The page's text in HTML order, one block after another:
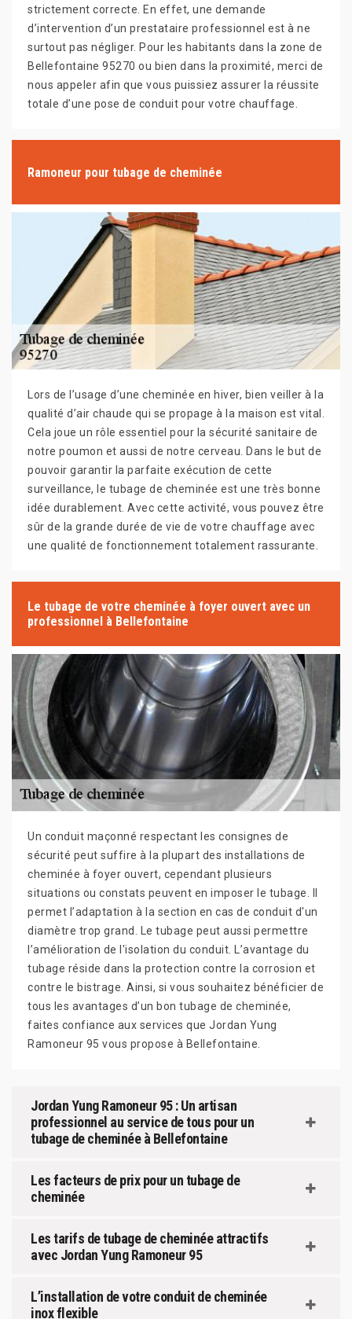
strictement correcte. En effet, une demande
d’intervention d’un prestataire professionnel est à ne
surtout pas négliger. Pour les habitants dans la zone de
Bellefontaine 95270 ou bien dans la proximité, merci de
nous appeler afin que vous puissiez assurer la réussite
totale d’une pose de conduit pour votre chauffage.
Ramoneur pour tubage de cheminée
Lors de l’usage d’une cheminée en hiver, bien veiller à la
qualité d’air chaude qui se propage à la maison est vital.
Cela joue un rôle essentiel pour la sécurité sanitaire de
notre poumon et aussi de notre cerveau. Dans le but de
pouvoir garantir la parfaite exécution de cette
surveillance, le tubage de cheminée est une très bonne
idée durablement. Avec cette activité, vous pouvez être
sûr de la grande durée de vie de votre chauffage avec
une qualité de fonctionnement totalement rassurante.
Le tubage de votre cheminée à foyer ouvert avec un
professionnel à Bellefontaine
Un conduit maçonné respectant les consignes de
sécurité peut suffire à la plupart des installations de
cheminée à foyer ouvert, cependant plusieurs
situations ou constats peuvent en imposer le tubage. Il
permet l’adaptation à la section en cas de conduit d'un
diamètre trop grand. Le tubage peut aussi permettre
l’amélioration de l'isolation du conduit. L’avantage du
tubage réside dans la protection contre la corrosion et
contre le bistrage. Ainsi, si vous souhaitez bénéficier de
tous les avantages d’un bon tubage de cheminée,
faites confiance aux services que Jordan Yung
Ramoneur 95 vous propose à Bellefontaine.
Jordan Yung Ramoneur 95 : Un artisan
professionnel au service de tous pour un
tubage de cheminée à Bellefontaine
Les facteurs de prix pour un tubage de
cheminée
Les tarifs de tubage de cheminée attractifs
avec Jordan Yung Ramoneur 95
L’installation de votre conduit de cheminée
inox flexible